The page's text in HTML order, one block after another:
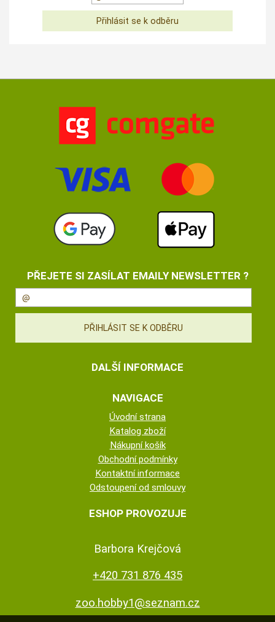
PŘEJETE SI ZASÍLAT EMAILY NEWSLETTER ?
DALŠÍ INFORMACE
NAVIGACE
Úvodní strana
Katalog zboží
Nákupní košík
Obchodní podmínky
Kontaktní informace
Odstoupení od smlouvy
ESHOP PROVOZUJE
Barbora Krejčová
+420 731 876 435
zoo.hobby1@seznam.cz